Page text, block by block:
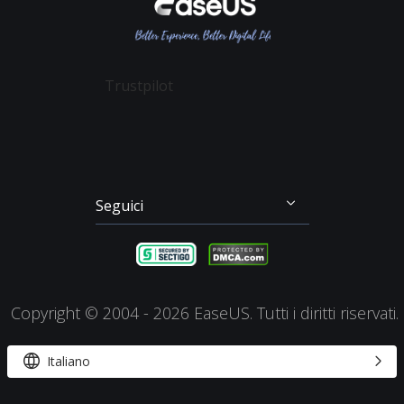
Termini & Condizioni
Recupero dei File su Mac
Trustpilot
Seguici
  
Copyright © 2004 - 2026 EaseUS. Tutti i diritti riservati.
 Italiano 